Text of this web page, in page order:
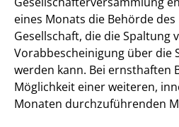
eines Monats die Behörde
Gesellschaft, die die Spaltung
Vorabbescheinigung über die
werden kann. Bei ernsthaften
Möglichkeit einer weiteren,
Monaten durchzuführenden